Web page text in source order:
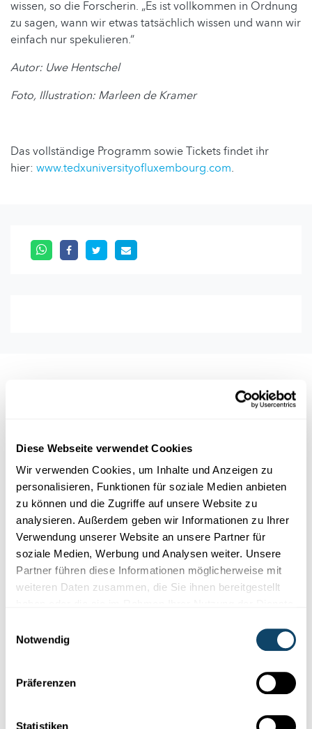
Diese Webseite verwendet Cookies
Wir verwenden Cookies, um Inhalte und Anzeigen zu
personalisieren, Funktionen für soziale Medien anbieten
zu können und die Zugriffe auf unsere Website zu
analysieren. Außerdem geben wir Informationen zu Ihrer
Verwendung unserer Website an unsere Partner für
soziale Medien, Werbung und Analysen weiter. Unsere
Partner führen diese Informationen möglicherweise mit
weiteren Daten zusammen, die Sie ihnen bereitgestellt
Notwendig
Präferenzen
Statistiken
wissen, so die Forscherin. „Es ist vollkommen in Ordnung
zu sagen, wann wir etwas tatsächlich wissen und wann wir
einfach nur spekulieren.“
Autor: Uwe Hentschel
Foto, Illustration: Marleen de Kramer
Das vollständige Programm sowie Tickets findet ihr
hier: www.tedxuniversityofluxembourg.com.
FRIEDENSFORSCHUNG
Wissenschaftler
erforschen, unter welchen Bedingungen